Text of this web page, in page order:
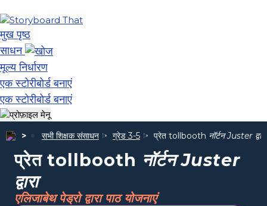
मुख पृष्ठ
साधन
मूल्य निर्धारण
एक स्टोरीबोर्ड बनाएं
एक स्टोरीबोर्ड बनाएं
सभी शिक्षक संसाधन ग्रेड 3-5 प्रेत tollbooth नॉर्टन Juster द्वारा
प्रेत tollbooth नॉर्टन Juster
द्वारा
एलिजाबेथ पेड्रो द्वारा पाठ योजनाएं